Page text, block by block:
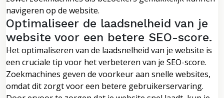
navigeren op de website.
Optimaliseer de laadsnelheid van je
website voor een betere SEO-score.
Het optimaliseren van de laadsnelheid van je website is
een cruciale tip voor het verbeteren van je SEO-score.
Zoekmachines geven de voorkeur aan snelle websites,
omdat dit zorgt voor een betere gebruikerservaring.